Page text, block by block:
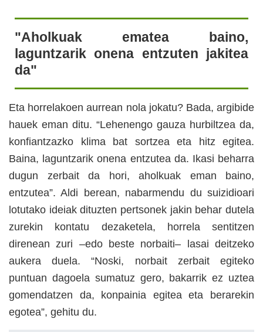
"Aholkuak ematea baino,
laguntzarik onena entzuten jakitea
da"
Eta horrelakoen aurrean nola jokatu? Bada, argibide
hauek eman ditu. “Lehenengo gauza hurbiltzea da,
konfiantzazko klima bat sortzea eta hitz egitea.
Baina, laguntzarik onena entzutea da. Ikasi beharra
dugun zerbait da hori, aholkuak eman baino,
entzutea”. Aldi berean, nabarmendu du suizidioari
lotutako ideiak dituzten pertsonek jakin behar dutela
zurekin kontatu dezaketela, horrela sentitzen
direnean zuri –edo beste norbaiti– lasai deitzeko
aukera duela. “Noski, norbait zerbait egiteko
puntuan dagoela sumatuz gero, bakarrik ez uztea
gomendatzen da, konpainia egitea eta berarekin
egotea”, gehitu du.